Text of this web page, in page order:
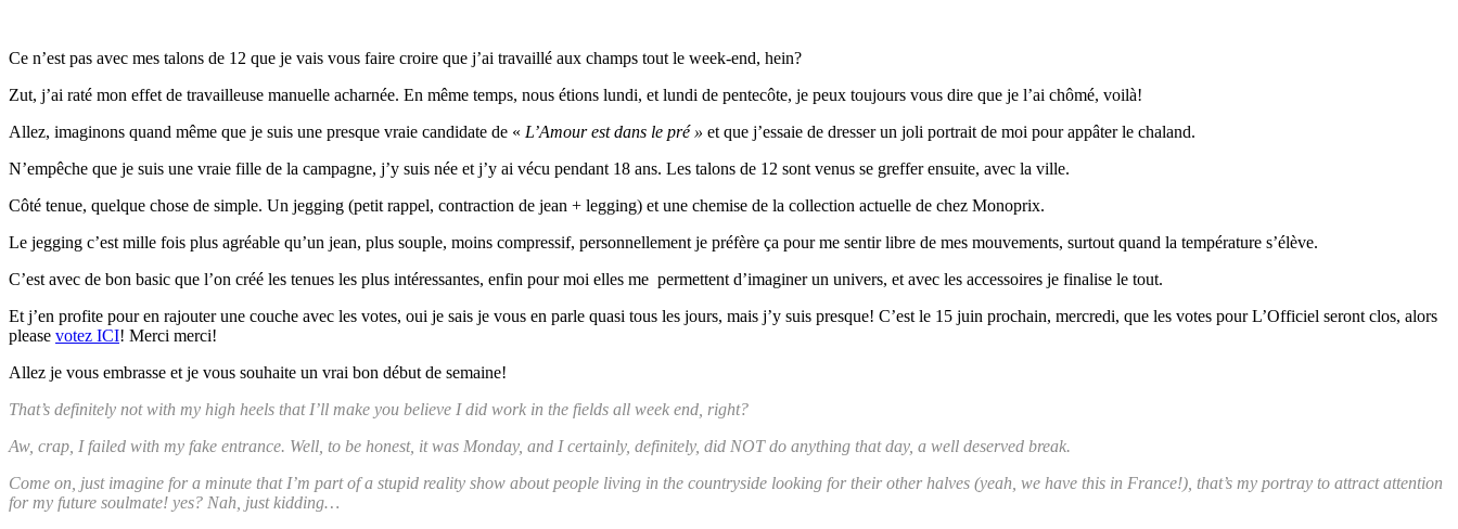
Ce n’est pas avec mes talons de 12 que je vais vous faire croire que j’ai travaillé aux champs tout le week-end, hein?
Zut, j’ai raté mon effet de travailleuse manuelle acharnée. En même temps, nous étions lundi, et lundi de pentecôte, je peux toujours vous dire que je l’ai chômé, voilà!
Allez, imaginons quand même que je suis une presque vraie candidate de « L’Amour est dans le pré » et que j’essaie de dresser un joli portrait de moi pour appâter le chaland.
N’empêche que je suis une vraie fille de la campagne, j’y suis née et j’y ai vécu pendant 18 ans. Les talons de 12 sont venus se greffer ensuite, avec la ville.
Côté tenue, quelque chose de simple. Un jegging (petit rappel, contraction de jean + legging) et une chemise de la collection actuelle de chez Monoprix.
Le jegging c’est mille fois plus agréable qu’un jean, plus souple, moins compressif, personnellement je préfère ça pour me sentir libre de mes mouvements, surtout quand la température s’élève.
C’est avec de bon basic que l’on créé les tenues les plus intéressantes, enfin pour moi elles me permettent d’imaginer un univers, et avec les accessoires je finalise le tout.
Et j’en profite pour en rajouter une couche avec les votes, oui je sais je vous en parle quasi tous les jours, mais j’y suis presque! C’est le 15 juin prochain, mercredi, que les votes pour L’Officiel seront clos, alors
please votez ICI! Merci merci!
Allez je vous embrasse et je vous souhaite un vrai bon début de semaine!
That’s definitely not with my high heels that I’ll make you believe I did work in the fields all week end, right?
Aw, crap, I failed with my fake entrance. Well, to be honest, it was Monday, and I certainly, definitely, did NOT do anything that day, a well deserved break.
Come on, just imagine for a minute that I’m part of a stupid reality show about people living in the countryside looking for their other halves (yeah, we have this in France!), that’s my portray to attract attention
for my future soulmate! yes? Nah, just kidding…